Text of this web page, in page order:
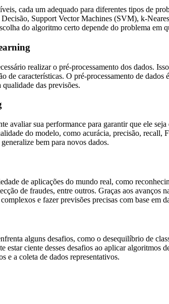
cada um adequado para diferentes tipos de
Support Vector Machines (SVM), k-
do algoritmo certo depende do problema em
realizar o pré-processamento dos dados.
de características. O pré-processamento de
das previsões.
avaliar sua performance para garantir que ele
do modelo, como acurácia, precisão,
bem para novos dados.
de aplicações do mundo real, como
de fraudes, entre outros. Graças aos avanços
e fazer previsões precisas com base em
alguns desafios, como o desequilíbrio de
ciente desses desafios ao aplicar algoritmos
e a coleta de dados representativos.